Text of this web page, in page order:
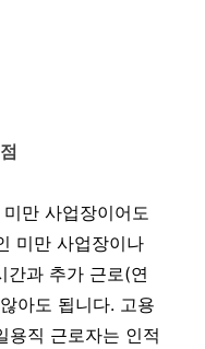
만 사업장이어도
미만 사업장이나
간과 추가 근로(연
아도 됩니다. 고용
용직 근로자는 인적